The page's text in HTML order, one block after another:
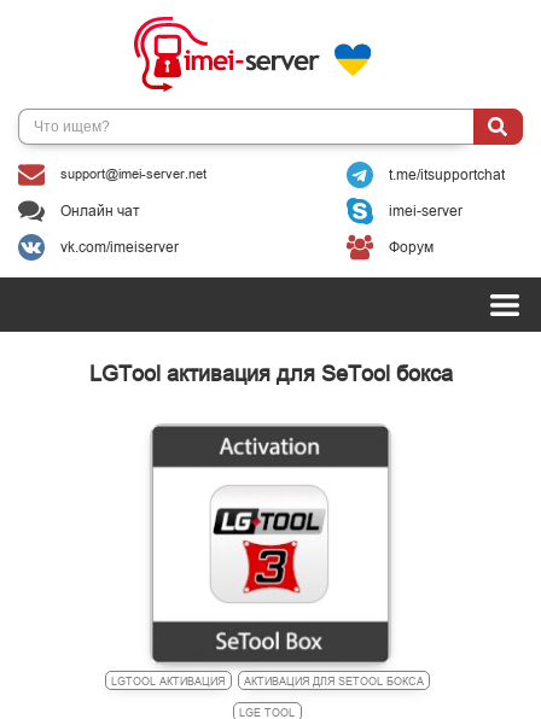
support@imei-server.net t.me/itsupportchat
Онлайн чат imei-server
vk.com/imeiserver Форум
LGTool активация для SeTool бокса
LGTOOL АКТИВАЦИЯ АКТИВАЦИЯ ДЛЯ SETOOL БОКСА
LGE TOOL